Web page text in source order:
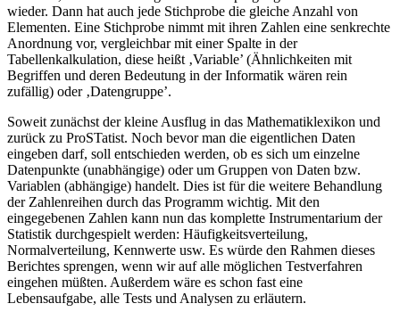
wieder. Dann hat auch jede Stichprobe die gleiche Anzahl von
Elementen. Eine Stichprobe nimmt mit ihren Zahlen eine senkrechte
Anordnung vor, vergleichbar mit einer Spalte in der
Tabellenkalkulation, diese heißt ‚Variable’ (Ähnlichkeiten mit
Begriffen und deren Bedeutung in der Informatik wären rein
zufällig) oder ‚Datengruppe’.
Soweit zunächst der kleine Ausflug in das Mathematiklexikon und
zurück zu ProSTatist. Noch bevor man die eigentlichen Daten
eingeben darf, soll entschieden werden, ob es sich um einzelne
Datenpunkte (unabhängige) oder um Gruppen von Daten bzw.
Variablen (abhängige) handelt. Dies ist für die weitere Behandlung
der Zahlenreihen durch das Programm wichtig. Mit den
eingegebenen Zahlen kann nun das komplette Instrumentarium der
Statistik durchgespielt werden: Häufigkeitsverteilung,
Normalverteilung, Kennwerte usw. Es würde den Rahmen dieses
Berichtes sprengen, wenn wir auf alle möglichen Testverfahren
eingehen müßten. Außerdem wäre es schon fast eine
Lebensaufgabe, alle Tests und Analysen zu erläutern.